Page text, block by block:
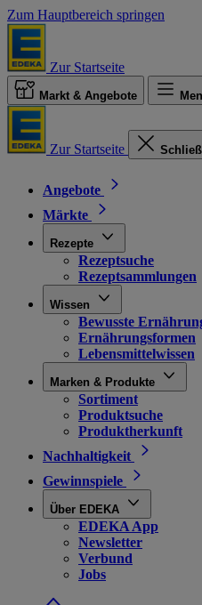
Zum Hauptbereich springen
Zur Startseite
Markt & Angebote
Zur Startseite
Angebote
Märkte
Rezepte
Rezeptsuche
Rezeptsammlungen
Wissen
Bewusste
Ernährungsformen
Lebensmittelwissen
Marken & Produkte
Sortiment
Produktsuche
Produktherkunft
Nachhaltigkeit
Gewinnspiele
Über EDEKA
EDEKA App
Newsletter
Verbund
Jobs